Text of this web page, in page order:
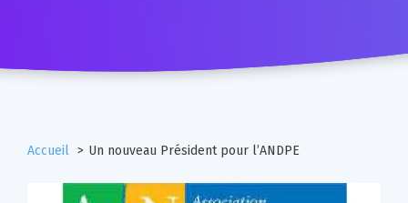
Accueil Un nouveau Président pour l’ANDPE